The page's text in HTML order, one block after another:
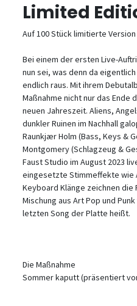
Limited
Auf 100 Stück limitierte
Bei einem der ersten Live-
nun sei, was denn da
endlich raus. Mit ihrem
Maßnahme nicht nur das Ende
neuen Jahreszeit. Aliens,
dunkler Ruinen im Nachhall
Raunkjær Holm (Bass, Keys &
Montgomery (Schlagzeug &
Faust Studio im August 2023
eingesetzte Stimmeffekte wie
Keyboard Klänge zeichnen
Mischung aus Art Pop und
letzten Song der Platte heißt.
Die Maßnahme
Sommer kaputt (präsentiert